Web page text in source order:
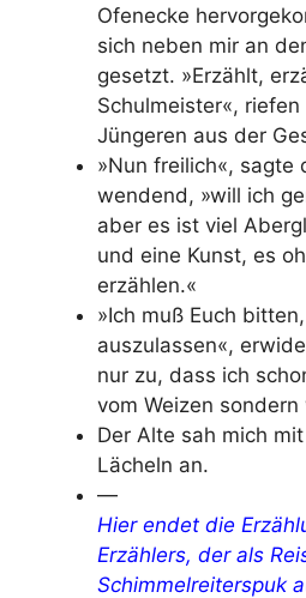
Ofenecke
sich neben mir an
gesetzt. »Erzählt,
Schulmeister«,
Jüngeren aus der
»Nun freilich«, sagte
wendend, »will ich
aber es ist viel
und eine Kunst, es
erzählen.«
»Ich muß Euch
auszulassen«,
nur zu, dass ich
vom Weizen sondern
Der Alte sah mich
Lächeln an.
—
Hier endet die
Erzählers, der als
Schimmelreiterspuk